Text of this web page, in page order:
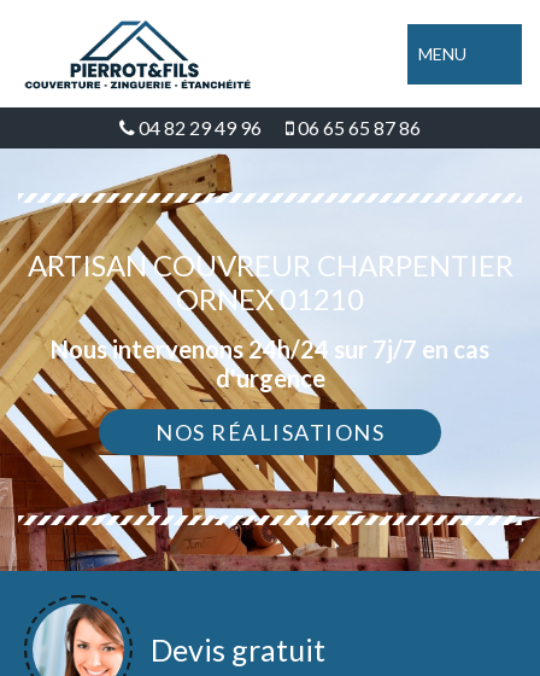
MENU
04 82 29 49 96 06 65 65 87 86
ARTISAN COUVREUR CHARPENTIER
ORNEX 01210
Nous intervenons 24h/24 sur 7j/7 en cas
d'urgence
NOS RÉALISATIONS
Devis gratuit